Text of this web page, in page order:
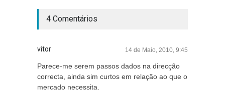
4 Comentários
vitor 14 de Maio, 2010, 9:45
Parece-me serem passos dados na direcção
correcta, ainda sim curtos em relação ao que o
mercado necessita.